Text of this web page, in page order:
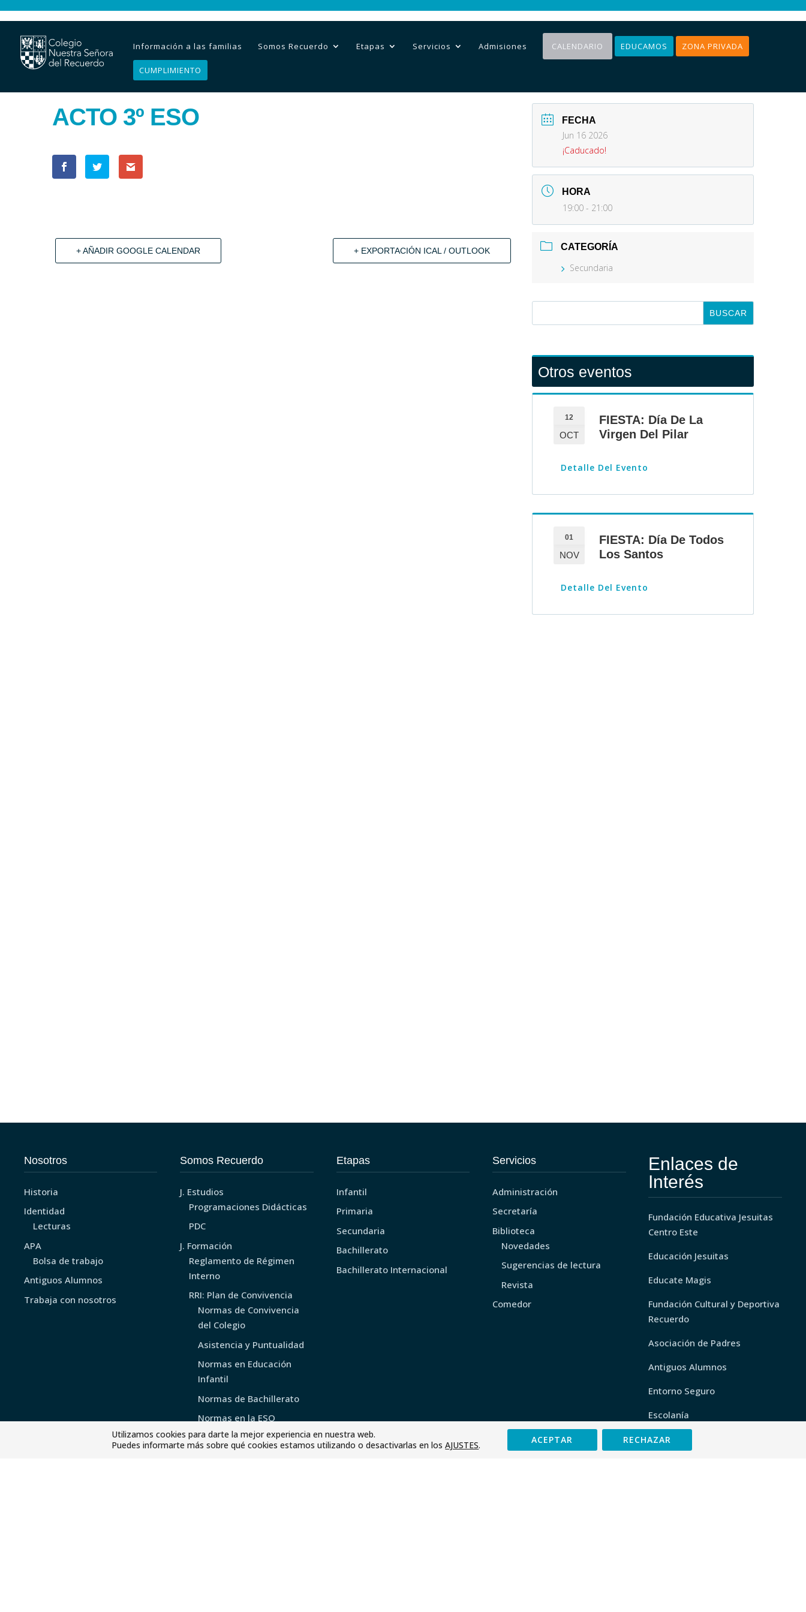
Información a las familias Somos Recuerdo Etapas Servicios Admisiones CALENDARIO EDUCAMOS ZONA PRIVADA
CUMPLIMIENTO
ACTO 3º ESO
+ AÑADIR GOOGLE CALENDAR + EXPORTACIÓN ICAL / OUTLOOK
FECHA
Jun 16 2026
¡Caducado!
HORA
19:00 - 21:00
CATEGORÍA
Secundaria
Otros eventos
12
OCT
FIESTA: Día De La
Virgen Del Pilar
Detalle Del Evento
01
NOV
FIESTA: Día De Todos
Los Santos
Detalle Del Evento
Nosotros
Historia
Identidad
Lecturas
APA
Bolsa de trabajo
Antiguos Alumnos
Trabaja con nosotros
Somos Recuerdo
J. Estudios
Programaciones Didácticas
PDC
J. Formación
Reglamento de Régimen
Interno
RRI: Plan de Convivencia
Normas de Convivencia
del Colegio
Asistencia y Puntualidad
Normas en Educación
Infantil
Normas de Bachillerato
Normas en la ESO
Normas Educación
Primaria
Etapas
Infantil
Primaria
Secundaria
Bachillerato
Bachillerato Internacional
Servicios
Administración
Secretaría
Biblioteca
Novedades
Sugerencias de lectura
Revista
Comedor
Enlaces de
Interés
Fundación Educativa Jesuitas
Centro Este
Educación Jesuitas
Educate Magis
Fundación Cultural y Deportiva
Recuerdo
Asociación de Padres
Antiguos Alumnos
Entorno Seguro
Escolanía
Pádel Pastrana
Utilizamos cookies para darte la mejor experiencia en nuestra web.
Puedes informarte más sobre qué cookies estamos utilizando o desactivarlas en losAJUSTES. ACEPTAR RECHAZAR